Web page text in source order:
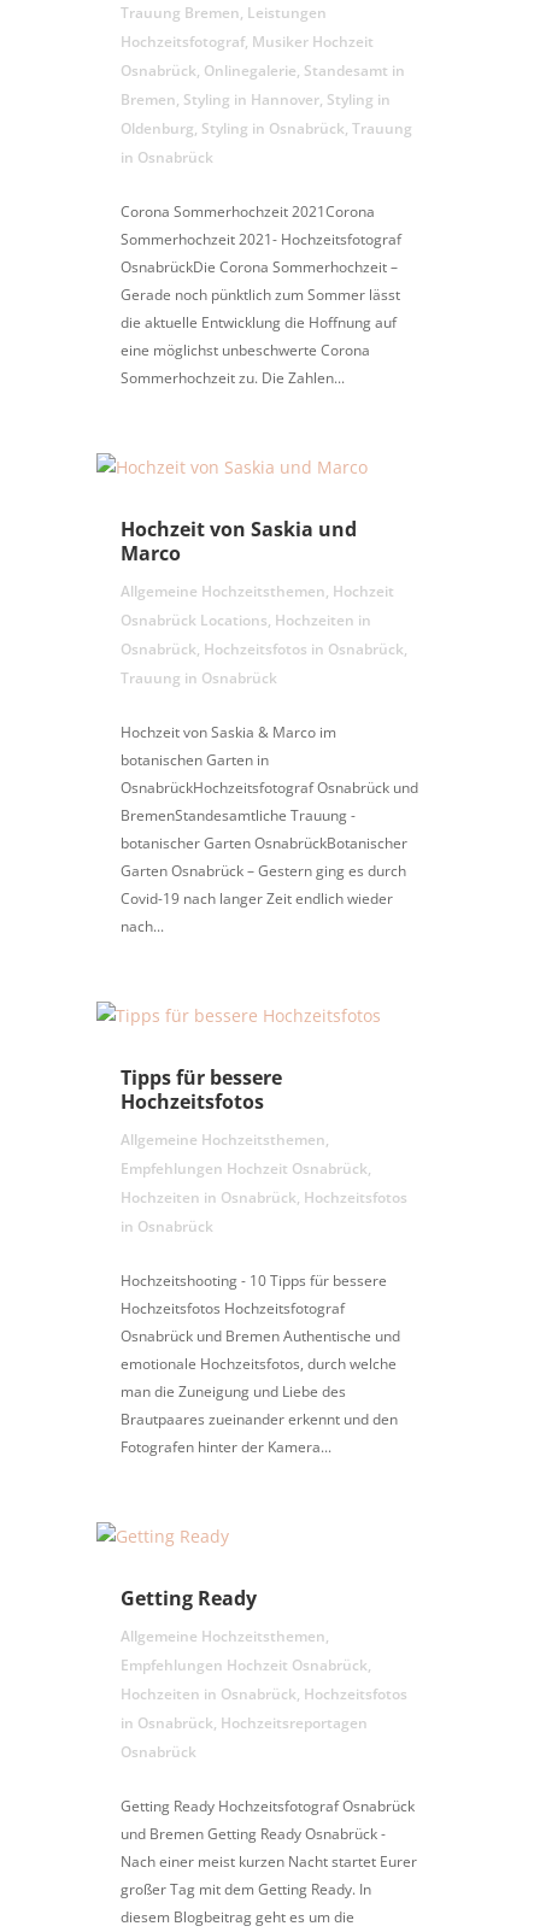
Trauung Bremen, Leistungen
Hochzeitsfotograf, Musiker Hochzeit
Osnabrück, Onlinegalerie, Standesamt in
Bremen, Styling in Hannover, Styling in
Oldenburg, Styling in Osnabrück, Trauung
in Osnabrück
Corona Sommerhochzeit 2021Corona
Sommerhochzeit 2021- Hochzeitsfotograf
OsnabrückDie Corona Sommerhochzeit –
Gerade noch pünktlich zum Sommer lässt
die aktuelle Entwicklung die Hoffnung auf
eine möglichst unbeschwerte Corona
Sommerhochzeit zu. Die Zahlen...
Hochzeit von Saskia und
Marco
Allgemeine Hochzeitsthemen, Hochzeit
Osnabrück Locations, Hochzeiten in
Osnabrück, Hochzeitsfotos in Osnabrück,
Trauung in Osnabrück
Hochzeit von Saskia & Marco im
botanischen Garten in
OsnabrückHochzeitsfotograf Osnabrück und
BremenStandesamtliche Trauung -
botanischer Garten OsnabrückBotanischer
Garten Osnabrück – Gestern ging es durch
Covid-19 nach langer Zeit endlich wieder
nach...
Tipps für bessere
Hochzeitsfotos
Allgemeine Hochzeitsthemen,
Empfehlungen Hochzeit Osnabrück,
Hochzeiten in Osnabrück, Hochzeitsfotos
in Osnabrück
Hochzeitshooting - 10 Tipps für bessere
Hochzeitsfotos Hochzeitsfotograf
Osnabrück und Bremen Authentische und
emotionale Hochzeitsfotos, durch welche
man die Zuneigung und Liebe des
Brautpaares zueinander erkennt und den
Fotografen hinter der Kamera...
Getting Ready
Allgemeine Hochzeitsthemen,
Empfehlungen Hochzeit Osnabrück,
Hochzeiten in Osnabrück, Hochzeitsfotos
in Osnabrück, Hochzeitsreportagen
Osnabrück
Getting Ready Hochzeitsfotograf Osnabrück
und Bremen Getting Ready Osnabrück -
Nach einer meist kurzen Nacht startet Eurer
großer Tag mit dem Getting Ready. In
diesem Blogbeitrag geht es um die